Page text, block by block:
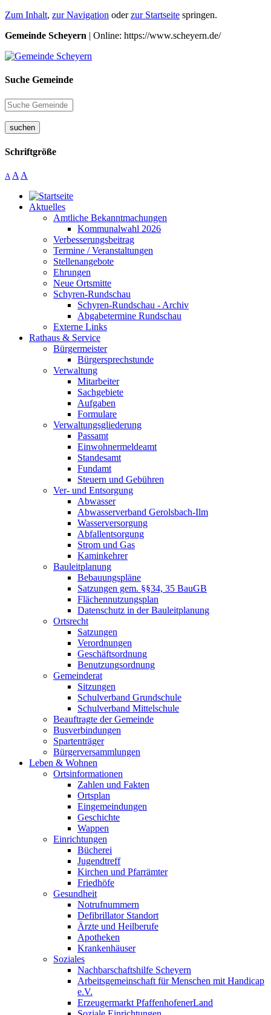
Zum Inhalt, zur Navigation oderzur Startseite springen.
Gemeinde Scheyern | Online: https://www.scheyern.de/
Suche Gemeinde
suchen
Schriftgröße
A A A
Aktuelles
Amtliche Bekanntmachungen
Kommunalwahl 2026
Verbesserungsbeitrag
Termine / Veranstaltungen
Stellenangebote
Ehrungen
Neue Ortsmitte
Schyren-Rundschau
Schyren-Rundschau - Archiv
Abgabetermine Rundschau
Externe Links
Rathaus & Service
Bürgermeister
Bürgersprechstunde
Verwaltung
Mitarbeiter
Sachgebiete
Aufgaben
Formulare
Verwaltungsgliederung
Passamt
Einwohnermeldeamt
Standesamt
Fundamt
Steuern und Gebühren
Ver- und Entsorgung
Abwasser
Abwasserverband Gerolsbach-Ilm
Wasserversorgung
Abfallentsorgung
Strom und Gas
Kaminkehrer
Bauleitplanung
Bebauungspläne
Satzungen gem. §§34, 35 BauGB
Flächennutzungsplan
Datenschutz in der Bauleitplanung
Ortsrecht
Satzungen
Verordnungen
Geschäftsordnung
Benutzungsordnung
Gemeinderat
Sitzungen
Schulverband Grundschule
Schulverband Mittelschule
Beauftragte der Gemeinde
Busverbindungen
Spartenträger
Bürgerversammlungen
Leben & Wohnen
Ortsinformationen
Zahlen und Fakten
Ortsplan
Eingemeindungen
Geschichte
Wappen
Einrichtungen
Bücherei
Jugendtreff
Kirchen und Pfarrämter
Friedhöfe
Gesundheit
Notrufnummern
Defibrillator Standort
Ärzte und Heilberufe
Apotheken
Krankenhäuser
Soziales
Nachbarschaftshilfe Scheyern
Arbeitsgemeinschaft für Menschen mit Handicap
e.V.
Erzeugermarkt PfaffenhofenerLand